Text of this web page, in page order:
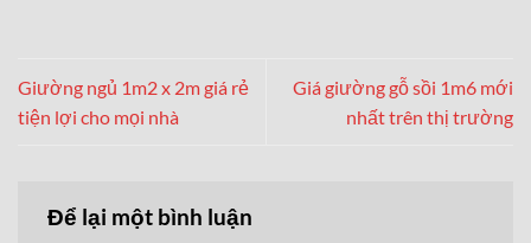
Giường ngủ 1m2 x 2m giá rẻ
tiện lợi cho mọi nhà
Giá giường gỗ sồi 1m6 mới
nhất trên thị trường
Để lại một bình luận